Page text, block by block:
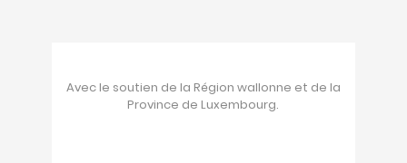
Avec le soutien de la Région wallonne et de la
Province de Luxembourg.